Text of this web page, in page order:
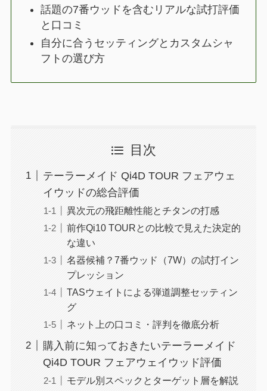
話題の7番ウッドを含むリアルな試打評価
と口コミ
自分に合うセッティングとカスタムシャ
フトの選び方
目次
テーラーメイド Qi4D TOUR フェアウェ
イウッドの総合評価
異次元の飛距離性能とチタンの打感
前作Qi10 TOURとの比較で見えた決定的
な違い
名器候補？7番ウッド（7W）の試打イン
プレッション
TASウェイトによる弾道調整セッティン
グ
ネット上の口コミ・評判を徹底分析
購入前に知っておきたいテーラーメイド
Qi4D TOUR フェアウェイウッド評価
モデル別スペックとターゲット層を解説